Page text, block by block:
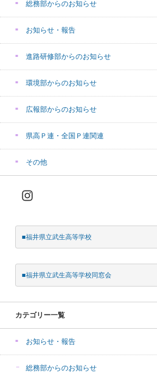
総務部からのお知らせ
お知らせ・報告
進路研修部からのお知らせ
環境部からのお知らせ
広報部からのお知らせ
県高Ｐ連・全国Ｐ連関連
その他
Instagram
■福井県立武生高等学校
■福井県立武生高等学校同窓会
カテゴリー一覧
お知らせ・報告
総務部からのお知らせ